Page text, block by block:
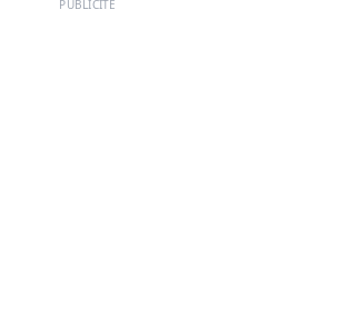
PUBLICITÉ